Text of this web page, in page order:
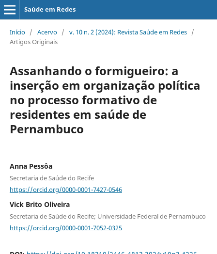
Saúde em Redes
Início / Acervo / v. 10 n. 2 (2024): Revista Saúde em Redes /
Artigos Originais
Assanhando o formigueiro: a
inserção em organização política
no processo formativo de
residentes em saúde de
Pernambuco
Anna Pessôa
Secretaria de Saúde do Recife
https://orcid.org/0000-0001-7427-0546
Vick Brito Oliveira
Secretaria de Saúde do Recife; Universidade Federal de Pernambuco
https://orcid.org/0000-0001-7052-0325